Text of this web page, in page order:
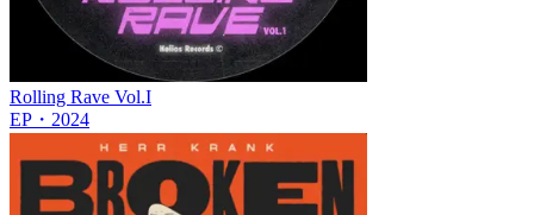
Rolling Rave Vol.I
EP ・ 2024